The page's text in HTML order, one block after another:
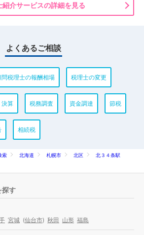
紹介サービスの詳細を見る
よくあるご相談
問税理士の報酬相場 税理士の変更
決算 税務調査 資金調達 節税
相続税
索 北海道 札幌市 北区
北３４条駅
探す
宮城 (仙台市) 秋田 山形 福島